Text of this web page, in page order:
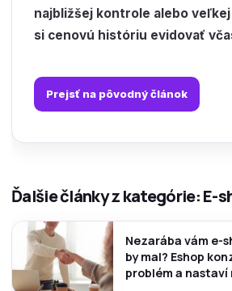
najbližšej kontrole alebo
si cenovú históriu evidovať
Prejsť na pôvodný článok
Ďalšie články z kategórie: E-
Nezarába vám e-
by mal? Eshop
problém a nastaví